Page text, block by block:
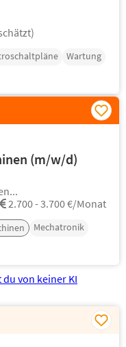
Wartung
(m/w/d)
2.700 - 3.700 €/Monat
Mechatronik